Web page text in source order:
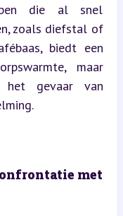
die al snel
zoals diefstal of
biedt een
maar
gevaar van
met